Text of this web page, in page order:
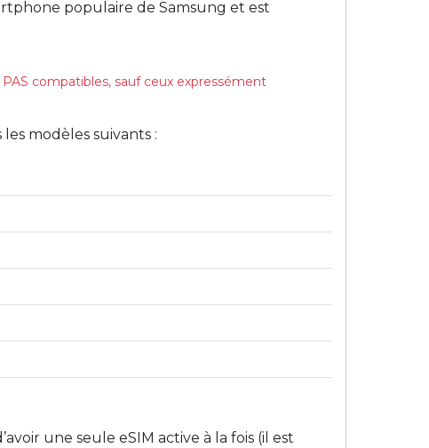
populaire de Samsung et est
compatibles, sauf ceux expressément
modèles suivants :
une seule eSIM active à la fois (il est